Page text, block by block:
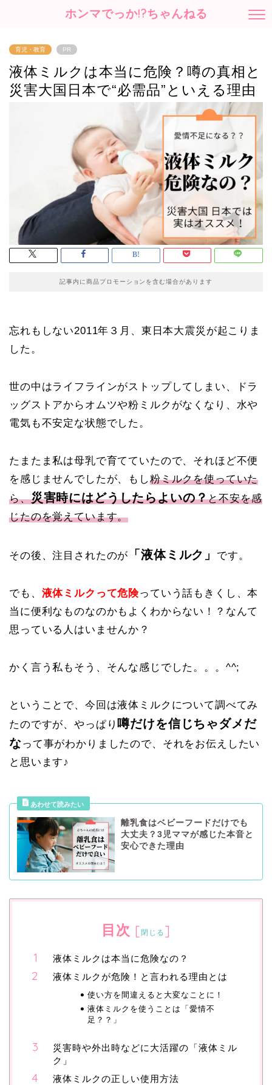
ホンマでっか!?ちゃんねる
育児・教育 PR
液体ミルクは本当に危険？噂の真相と
災害大国日本で“必需品”といえる理由
記事内に商品プロモーションを含む場合があります
忘れもしない2011年３月、東日本大震災が起こりま
した。
世の中はライフラインがストップしてしまい、ドラ
ッグストアからオムツや粉ミルクがなくなり、水や
電気も不安定な状態でした。
たまたま私は母乳で育てていたので、それほど不便
を感じませんでしたが、もし粉ミルクを使っていた
ら、災害時にはどうしたらよいの？と不安を感
じたのを覚えています。
その後、注目されたのが 「液体ミルク」 です。
でも、 液体ミルクって危険っていう話もきくし、本
当に便利なものなのかもよくわからない！？なんて
思っている人はいませんか？
かく言う私もそう、そんな感じでした。。。^^;
ということで、今回は液体ミルクについて調べてみ
たのですが、やっぱり噂だけを信じちゃダメだ
なって事がわかりましたので、それをお伝えしたい
と思います♪
離乳食はベビーフードだけでも
大丈夫？3児ママが感じた本音と
安心できた理由
目次 [閉じる ]
液体ミルクは本当に危険なの？
液体ミルクが危険！と言われる理由とは
使い方を間違えると大変なことに！
液体ミルクを使うことは「愛情不
足？？」
災害時や外出時などに大活躍の「液体ミル
ク」
液体ミルクの正しい使用方法